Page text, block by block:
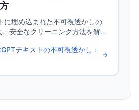
に埋め込まれた不可視透かしの
安全なクリーニング方法を解
テキストの不可視透かし：